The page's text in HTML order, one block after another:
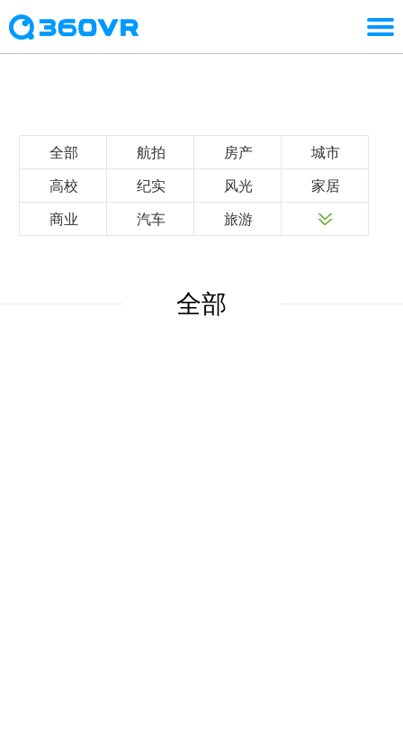
全部 航拍 房产 城市
高校 纪实 风光 家居
商业 汽车 旅游
全部